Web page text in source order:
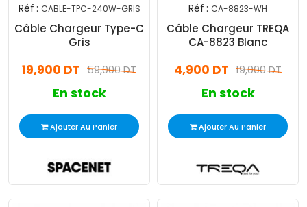
Réf : CABLE-TPC-240W-GRIS
Câble Chargeur Type-C
Gris
59,000 DT
19,900 DT
En stock
Ajouter Au Panier
Réf : CA-8823-WH
Câble Chargeur TREQA
CA-8823 Blanc
19,000 DT
4,900 DT
En stock
Ajouter Au Panier